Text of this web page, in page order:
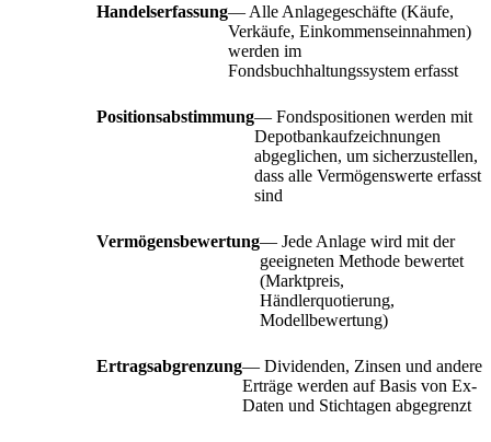
Handelserfassung— Alle Anlagegeschäfte (Käufe,
Verkäufe, Einkommenseinnahmen)
werden im
Fondsbuchhaltungssystem erfasst
Positionsabstimmung— Fondspositionen werden mit
Depotbankaufzeichnungen
abgeglichen, um sicherzustellen,
dass alle Vermögenswerte erfasst
sind
Vermögensbewertung— Jede Anlage wird mit der
geeigneten Methode bewertet
(Marktpreis,
Händlerquotierung,
Modellbewertung)
Ertragsabgrenzung— Dividenden, Zinsen und andere
Erträge werden auf Basis von Ex-
Daten und Stichtagen abgegrenzt